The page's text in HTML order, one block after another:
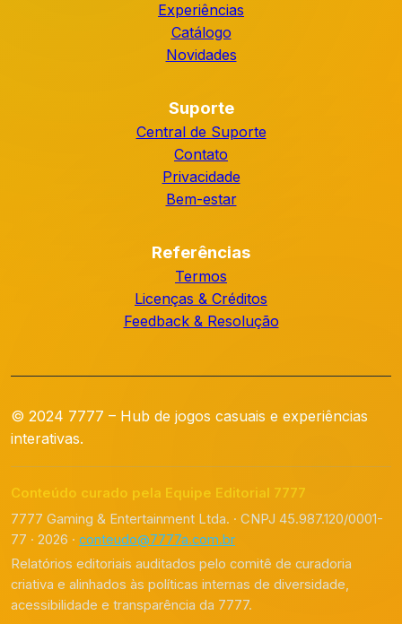
Experiências
Catálogo
Novidades
Suporte
Central de Suporte
Contato
Privacidade
Bem-estar
Referências
Termos
Licenças & Créditos
Feedback & Resolução
© 2024 7777 – Hub de jogos casuais e experiências
interativas.
Conteúdo curado pela Equipe Editorial 7777
7777 Gaming & Entertainment Ltda. · CNPJ 45.987.120/0001-
77 · 2026 · conteudo@7777a.com.br
Relatórios editoriais auditados pelo comitê de curadoria
criativa e alinhados às políticas internas de diversidade,
acessibilidade e transparência da 7777.